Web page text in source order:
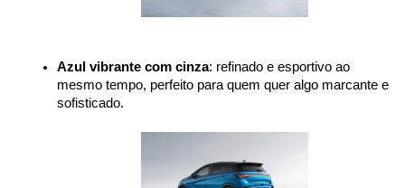
Azul vibrante com cinza: refinado e esportivo ao
mesmo tempo, perfeito para quem quer algo marcante e
sofisticado.